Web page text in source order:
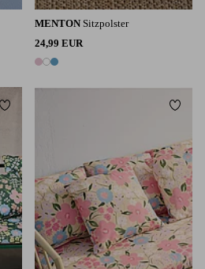
MENTON Sitzpolster
24,99 EUR
3 Farben
Zu Favoriten hinzufügen Zu